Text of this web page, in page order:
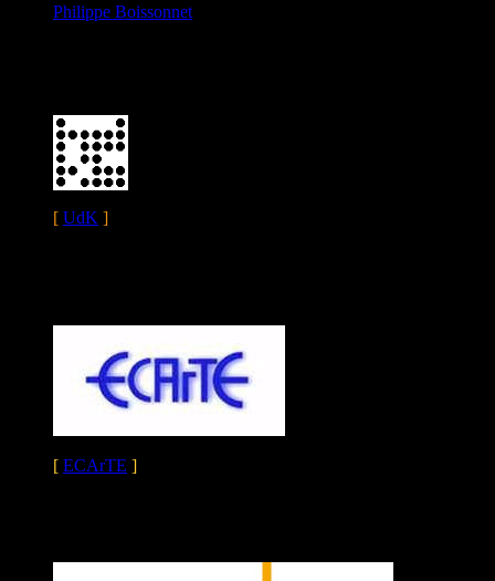
Philippe Boissonnet
[ UdK ]
[ ECArTE ]